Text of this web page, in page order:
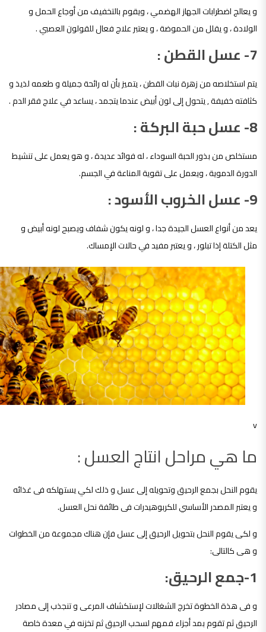
و يعالج اضطرابات الجهاز الهضمي ، ويقوم بالتخفيف من أوجاع الحمل و
الولادة ، و يقلل من الحموضة ، و يعتبر علاج فعال للقولون العصبي .
7- عسل القطن :
يتم استخلاصه من زهرة نبات القطن ، يتميز بأن له رائحة جميلة و طعمه لذيذ و
كثافته خفيفة , يتحول إلى لون أبيض عندما يتجمد ، يساعد في علاج فقر الدم .
8- عسل حبة البركة :
مستخلص من بذور الحبة السوداء ، له فوائد عديدة ، و هو يعمل على تنشيط
الدورة الدموية ، ويعمل على تقوية المناعة في الجسم.
9- عسل الخروب الأسود :
يعد من أنواع العسل الجيدة جدا ، و لونه يكون شفاف ويصبح لونه أبيض و
مثل الكتلة إذا تبلور ، و يعتبر مفيد في حالات الإمساك.
v
ما هي مراحل انتاج العسل :
يقوم النحل بجمع الرحيق وتحويله إلى عسل و ذلك لكي يستهلكه فى غذائه
و يعتبر المصدر الأساسي للكربوهيدرات فى طائفة نحل العسل.
و لكى يقوم النحل بتحويل الرحيق إلى عسل فإن هناك مجموعة من الخطوات
و هى كالتالى:
1-جمع الرحيق:
و فى هذة الخطوة تخرج الشغالات لإستكشاف المرعى و تنجذب إلى مصادر
الرحيق ثم تقوم بمد أجزاء فمهم لسحب الرحيق ثم تخزنه في معدة خاصة